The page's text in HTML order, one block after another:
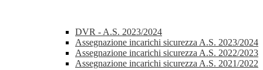
DVR - A.S. 2023/2024
Assegnazione incarichi sicurezza A.S. 2023/2024
Assegnazione incarichi sicurezza A.S. 2022/2023
Assegnazione incarichi sicurezza A.S. 2021/2022